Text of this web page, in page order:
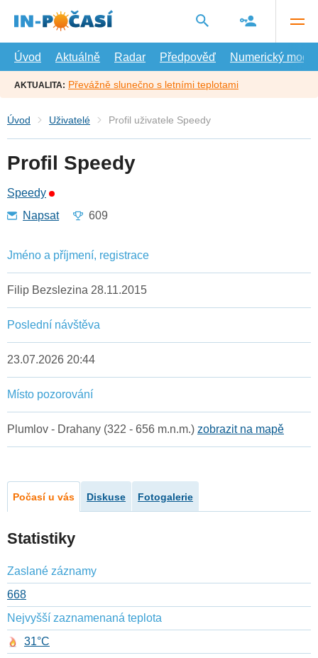
hlavní
Úvod
Aktuálně Radar Předpověď Numerický model
AKTUALITA: Převážně slunečno s letními teplotami
Úvod Uživatelé Profil uživatele Speedy
Profil Speedy
Speedy
Napsat
609
Jméno a příjmení, registrace
Filip Bezslezina 28.11.2015
Poslední návštěva
23.07.2026 20:44
Místo pozorování
Plumlov - Drahany (322 - 656 m.n.m.) zobrazit na mapě
Počasí u vás Diskuse Fotogalerie
Statistiky
Zaslané záznamy
668
Nejvyšší zaznamenaná teplota
31°C